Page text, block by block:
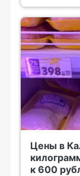
Цены в
к 600